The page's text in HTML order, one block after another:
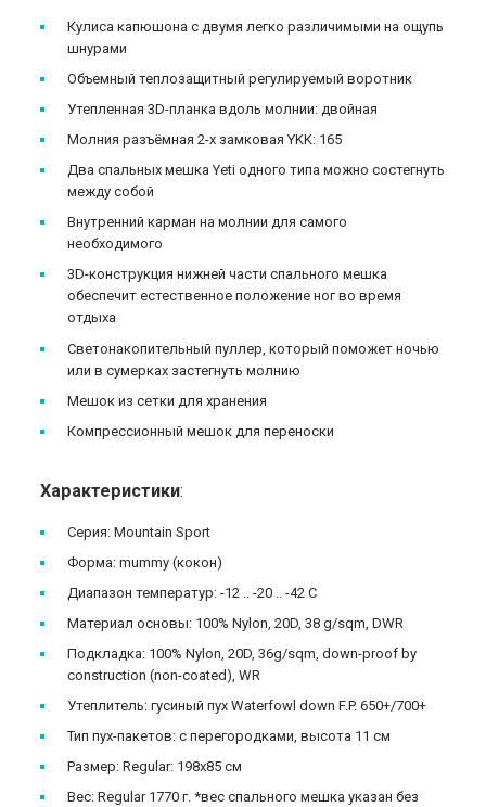
Кулиса капюшона c двумя легко различимыми на ощупь
шнурами
Объемный теплозащитный регулируемый воротник
Утепленная 3D-планка вдоль молнии: двойная
Молния разъёмная 2-х замковая YKK: 165
Два спальных мешка Yeti одного типа можно состегнуть
между собой
Внутренний карман на молнии для самого
необходимого
3D-конструкция нижней части спального мешка
обеспечит естественное положение ног во время
отдыха
Светонакопительный пуллер, который поможет ночью
или в сумерках застегнуть молнию
Мешок из сетки для хранения
Компрессионный мешок для переноски
Характеристики:
Серия: Mountain Sport
Форма: mummy (кокон)
Диапазон температур: -12 .. -20 .. -42 C
Материал основы: 100% Nylon, 20D, 38 g/sqm, DWR
Подкладка: 100% Nylon, 20D, 36g/sqm, down-proof by
construction (non-coated), WR
Утеплитель: гусиный пух Waterfowl down F.P. 650+/700+
Тип пух-пакетов: с перегородками, высота 11 см
Размер: Regular: 198x85 см
Вес: Regular 1770 г. *вес спального мешка указан без